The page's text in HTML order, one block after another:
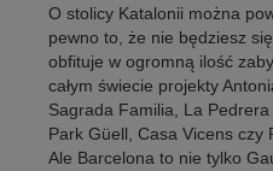
O stolicy Katalonii można
pewno to, że nie będziesz
obfituje w ogromną ilość
całym świecie projekty
Sagrada Familia, La
Park Güell, Casa Vicens czy
Ale Barcelona to nie tylko